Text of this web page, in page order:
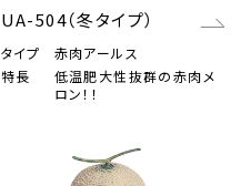
UA-504（冬タイプ）
タイプ
赤肉アールス
特長
低温肥大性抜群の赤肉メ
ロン！！